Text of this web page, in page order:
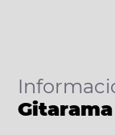
Gitarama